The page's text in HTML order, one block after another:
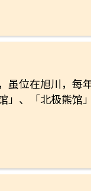
虽位在旭川，每
」、「北极熊馆